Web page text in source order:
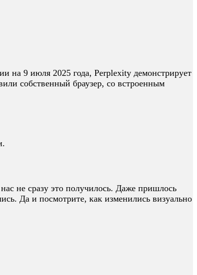
на 9 июля 2025 года, Perplexity демонстрирует
собственный браузер, со встроенным
не сразу это получилось. Даже пришлось
Да и посмотрите, как изменились визуально